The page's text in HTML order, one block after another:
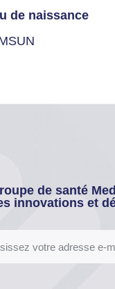
de naissance
de santé
innovations et